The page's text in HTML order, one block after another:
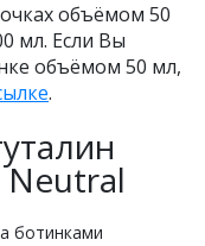
объёмом 50
мл. Если Вы
объёмом 50 мл,
.
Neutral
ботинками